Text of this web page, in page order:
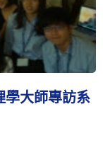
學大師專訪系